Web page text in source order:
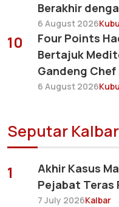
Berakhir
6 August 2026
10
Four Points
Bertajuk
Gandeng Chef
6 August 2026
Seputar Kalbar
1
Akhir Kasus
Pejabat Teras
7 July 2026Kalbar